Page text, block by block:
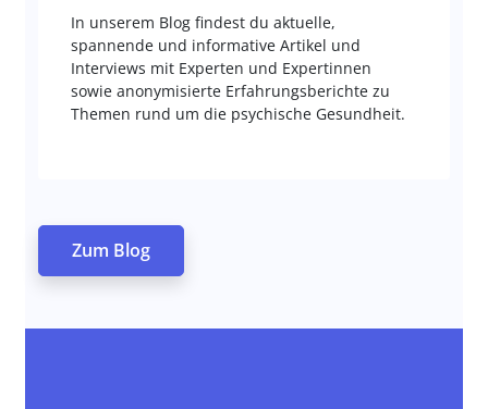
In unserem Blog findest du aktuelle,
spannende und informative Artikel und
Interviews mit Experten und Expertinnen
sowie anonymisierte Erfahrungsberichte zu
Themen rund um die psychische Gesundheit.
Zum Blog